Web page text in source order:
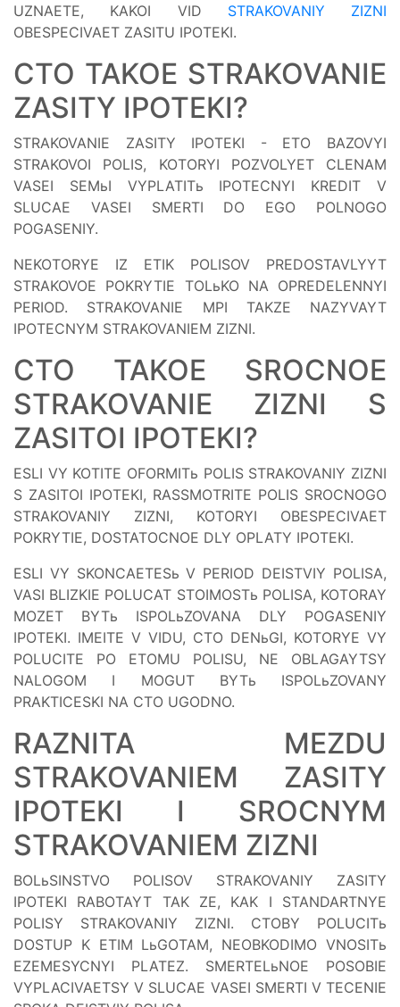
UZNAETE, KAKOI VID STRAKOVANIY ZIZNI
OBESPECIVAET ZASITU IPOTEKI.
CTO TAKOE STRAKOVANIE
ZASITY IPOTEKI?
STRAKOVANIE ZASITY IPOTEKI - ETO BAZOVYI
STRAKOVOI POLIS, KOTORYI POZVOLYET CLENAM
VASEI SEMьI VYPLATITь IPOTECNYI KREDIT V
SLUCAE VASEI SMERTI DO EGO POLNOGO
POGASENIY.
NEKOTORYE IZ ETIK POLISOV PREDOSTAVLYYT
STRAKOVOE POKRYTIE TOLьKO NA OPREDELENNYI
PERIOD. STRAKOVANIE MPI TAKZE NAZYVAYT
IPOTECNYM STRAKOVANIEM ZIZNI.
CTO TAKOE SROCNOE
STRAKOVANIE ZIZNI S
ZASITOI IPOTEKI?
ESLI VY KOTITE OFORMITь POLIS STRAKOVANIY ZIZNI
S ZASITOI IPOTEKI, RASSMOTRITE POLIS SROCNOGO
STRAKOVANIY ZIZNI, KOTORYI OBESPECIVAET
POKRYTIE, DOSTATOCNOE DLY OPLATY IPOTEKI.
ESLI VY SKONCAETESь V PERIOD DEISTVIY POLISA,
VASI BLIZKIE POLUCAT STOIMOSTь POLISA, KOTORAY
MOZET BYTь ISPOLьZOVANA DLY POGASENIY
IPOTEKI. IMEITE V VIDU, CTO DENьGI, KOTORYE VY
POLUCITE PO ETOMU POLISU, NE OBLAGAYTSY
NALOGOM I MOGUT BYTь ISPOLьZOVANY
PRAKTICESKI NA CTO UGODNO.
RAZNITA MEZDU
STRAKOVANIEM ZASITY
IPOTEKI I SROCNYM
STRAKOVANIEM ZIZNI
BOLьSINSTVO POLISOV STRAKOVANIY ZASITY
IPOTEKI RABOTAYT TAK ZE, KAK I STANDARTNYE
POLISY STRAKOVANIY ZIZNI. CTOBY POLUCITь
DOSTUP K ETIM LьGOTAM, NEOBKODIMO VNOSITь
EZEMESYCNYI PLATEZ. SMERTELьNOE POSOBIE
VYPLACIVAETSY V SLUCAE VASEI SMERTI V TECENIE